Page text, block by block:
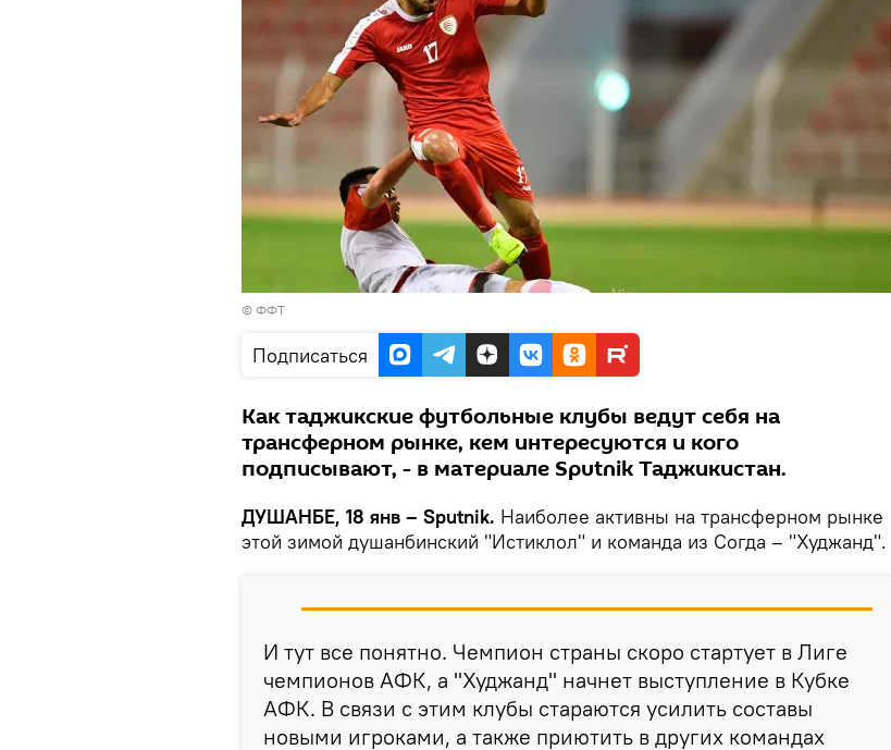
© ФФТ
Подписаться
Как таджикские футбольные клубы ведут себя на
трансферном рынке, кем интересуются и кого
подписывают, - в материале Sputnik Таджикистан.
ДУШАНБЕ, 18 янв – Sputnik. Наиболее активны на трансферном рынке
этой зимой душанбинский "Истиклол" и команда из Согда – "Худжанд".
И тут все понятно. Чемпион страны скоро стартует в Лиге
чемпионов АФК, а "Худжанд" начнет выступление в Кубке
АФК. В связи с этим клубы стараются усилить составы
новыми игроками, а также приютить в других командах